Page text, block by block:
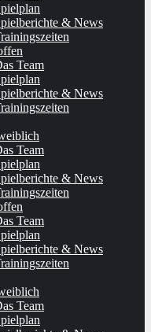
& News
Team
& News
Team
& News
Team
& News
Team